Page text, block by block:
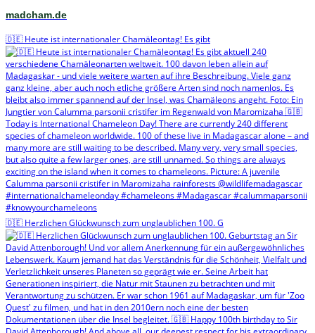
madcham.de
🇩🇪 Heute ist internationaler Chamäleontag! Es gibt
🇩🇪 Herzlichen Glückwunsch zum unglaublichen 100. G